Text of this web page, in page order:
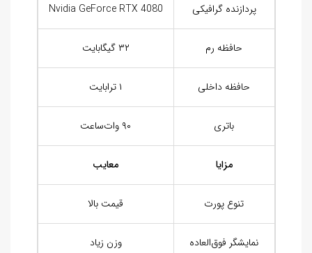
پردازنده گرافیکی Nvidia GeForce RTX 4080
حافظه رم ۳۲ گیگابایت
حافظه داخلی ۱ ترابایت
باتری ۹۰ وات‌ساعت
مزایا معایب
تنوع پورت قیمت بالا
نمایشگر فوق‌العاده وزن زیاد